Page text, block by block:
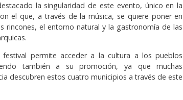
la singularidad de este evento, único en la
el que, a través de la música, se quiere poner en
rincones, el entorno natural y la gastronomía de las
permite acceder a la cultura a los pueblos
también a su promoción, ya que muchas
descubren estos cuatro municipios a través de este